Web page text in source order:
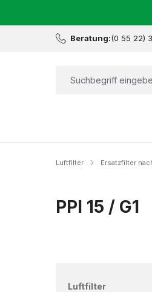
Beratung:(0 55 22)
Luftfilter Ersatzfilter
PPI 15 / G1
Luftfilter